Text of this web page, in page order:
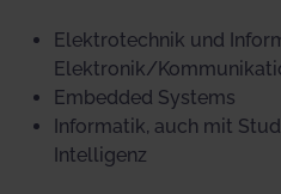
Elektrotechnik und
Elektronik/
Embedded Systems
Informatik, auch mit
Intelligenz